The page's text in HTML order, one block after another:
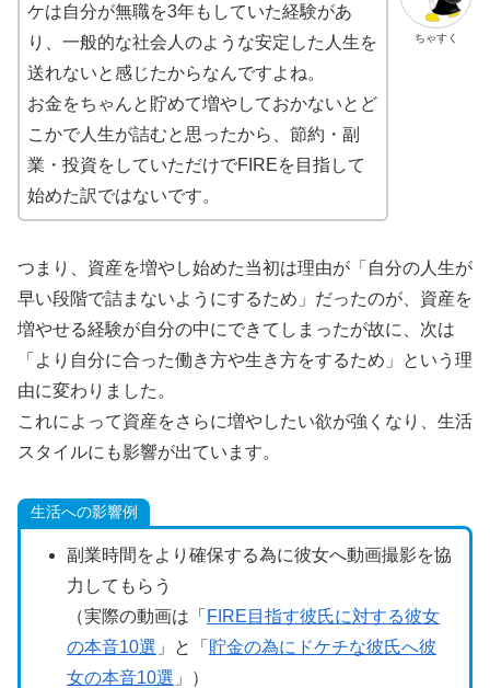
ちゃすく
ケは自分が無職を3年もしていた経験があ
り、一般的な社会人のような安定した人生を
送れないと感じたからなんですよね。
お金をちゃんと貯めて増やしておかないとど
こかで人生が詰むと思ったから、節約・副
業・投資をしていただけでFIREを目指して
始めた訳ではないです。
つまり、資産を増やし始めた当初は理由が「自分の人生が
早い段階で詰まないようにするため」だったのが、資産を
増やせる経験が自分の中にできてしまったが故に、次は
「より自分に合った働き方や生き方をするため」という理
由に変わりました。
これによって資産をさらに増やしたい欲が強くなり、生活
スタイルにも影響が出ています。
生活への影響例
副業時間をより確保する為に彼女へ動画撮影を協
力してもらう
（実際の動画は「 FIRE目指す彼氏に対する彼女
の本音10選 」と「 貯金の為にドケチな彼氏へ彼
女の本音10選 」）